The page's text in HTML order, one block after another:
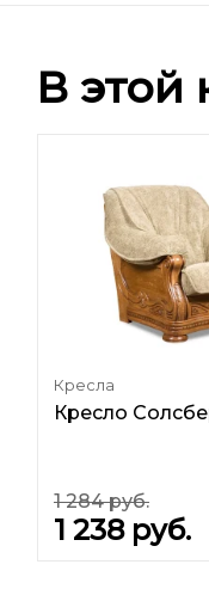
В этой
Кресла
Кресло
1 284 руб.
1 238 руб.